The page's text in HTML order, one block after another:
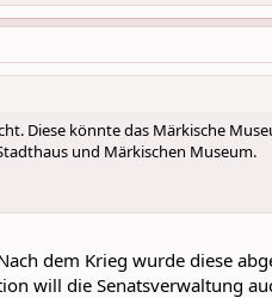
Diese könnte das Märkische
und Märkischen Museum.
dem Krieg wurde diese
will die Senatsverwaltung